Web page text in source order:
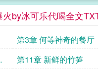
火by冰可乐代喝全文
第3章 何等神奇的餐厅
第11章 新鲜的竹笋